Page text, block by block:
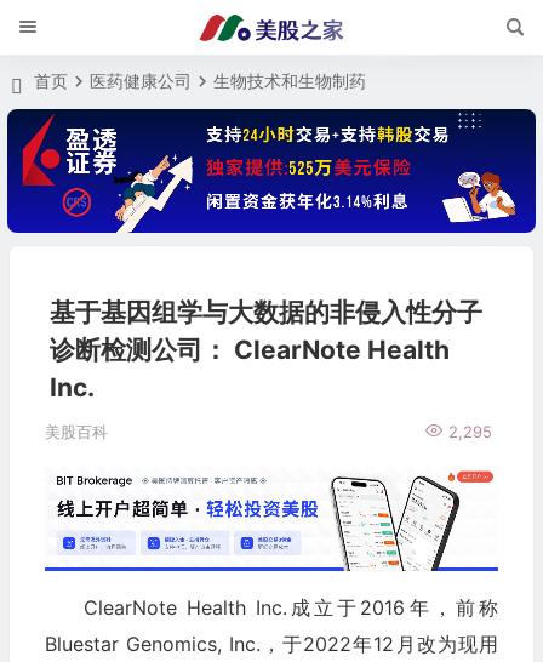
首页 医药健康公司 生物技术和生物制药
基于基因组学与大数据的非侵入性分子
诊断检测公司： ClearNote Health
Inc.
美股百科 2,295
ClearNote Health Inc.成立于2016年，前称
Bluestar Genomics, Inc.，于2022年12月改为现用